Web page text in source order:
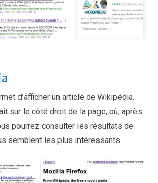
d’afficher un article de Wikipédia.
sur le côté droit de la page, où, après
pourrez consulter les résultats de
semblent les plus intéressants.